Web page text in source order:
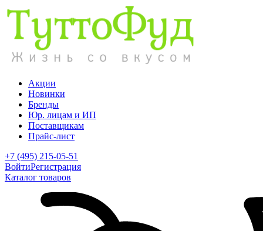
Акции
Новинки
Бренды
Юр. лицам и ИП
Поставщикам
Прайс-лист
+7 (495) 215-05-51
ВойтиРегистрация
Каталог товаров